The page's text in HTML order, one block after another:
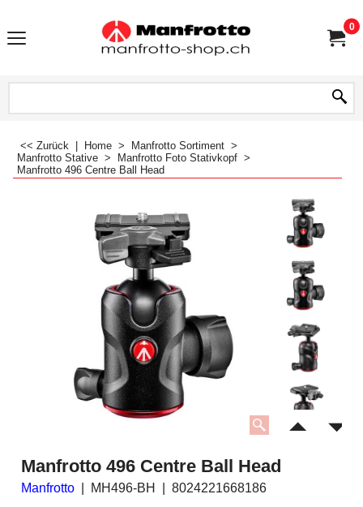
0
<< Zurück Home > Manfrotto Sortiment >
Manfrotto Stative > Manfrotto Foto Stativkopf >
Manfrotto 496 Centre Ball Head
Manfrotto 496 Centre Ball Head
Manfrotto MH496-BH
8024221668186